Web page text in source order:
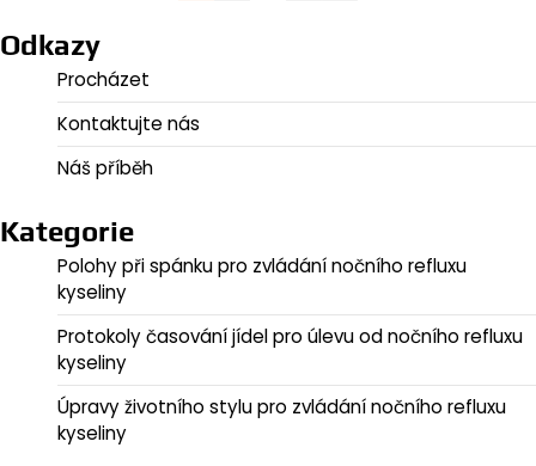
pagination
Odkazy
Procházet
Kontaktujte nás
Náš příběh
Kategorie
Polohy při spánku pro zvládání nočního refluxu
kyseliny
Protokoly časování jídel pro úlevu od nočního refluxu
kyseliny
Úpravy životního stylu pro zvládání nočního refluxu
kyseliny